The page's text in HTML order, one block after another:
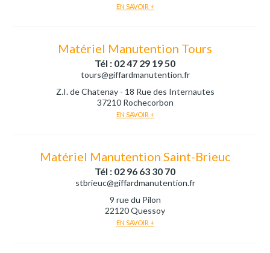
EN SAVOIR +
Matériel Manutention Tours
Tél : 02 47 29 19 50
tours@giffardmanutention.fr
Z.I. de Chatenay - 18 Rue des Internautes
37210 Rochecorbon
EN SAVOIR +
Matériel Manutention Saint-Brieuc
Tél : 02 96 63 30 70
stbrieuc@giffardmanutention.fr
9 rue du Pilon
22120 Quessoy
EN SAVOIR +